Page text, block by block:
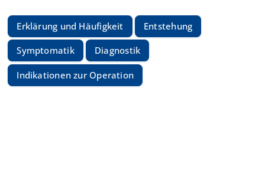
Erklärung und Häufigkeit Entstehung
Symptomatik Diagnostik
Indikationen zur Operation